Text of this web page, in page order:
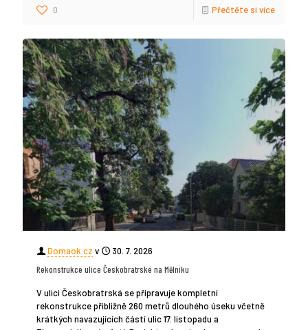
0 Přečtěte si více
Domaok.cz v
30. 7. 2026
Rekonstrukce ulice Českobratrské na Mělníku
V ulici Českobratrská se připravuje kompletní
rekonstrukce přibližně 260 metrů dlouhého úseku včetně
krátkých navazujících částí ulic 17. listopadu a